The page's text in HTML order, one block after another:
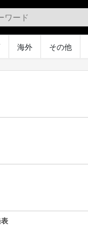
海外 その他